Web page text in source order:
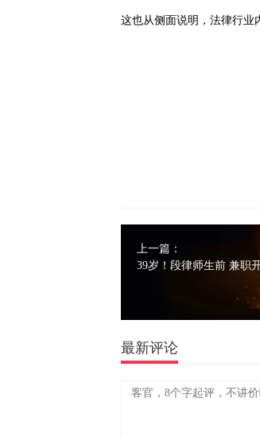
这也从侧面说明，法律行业
上一篇：
39岁！段律师生前 兼职
最新评论